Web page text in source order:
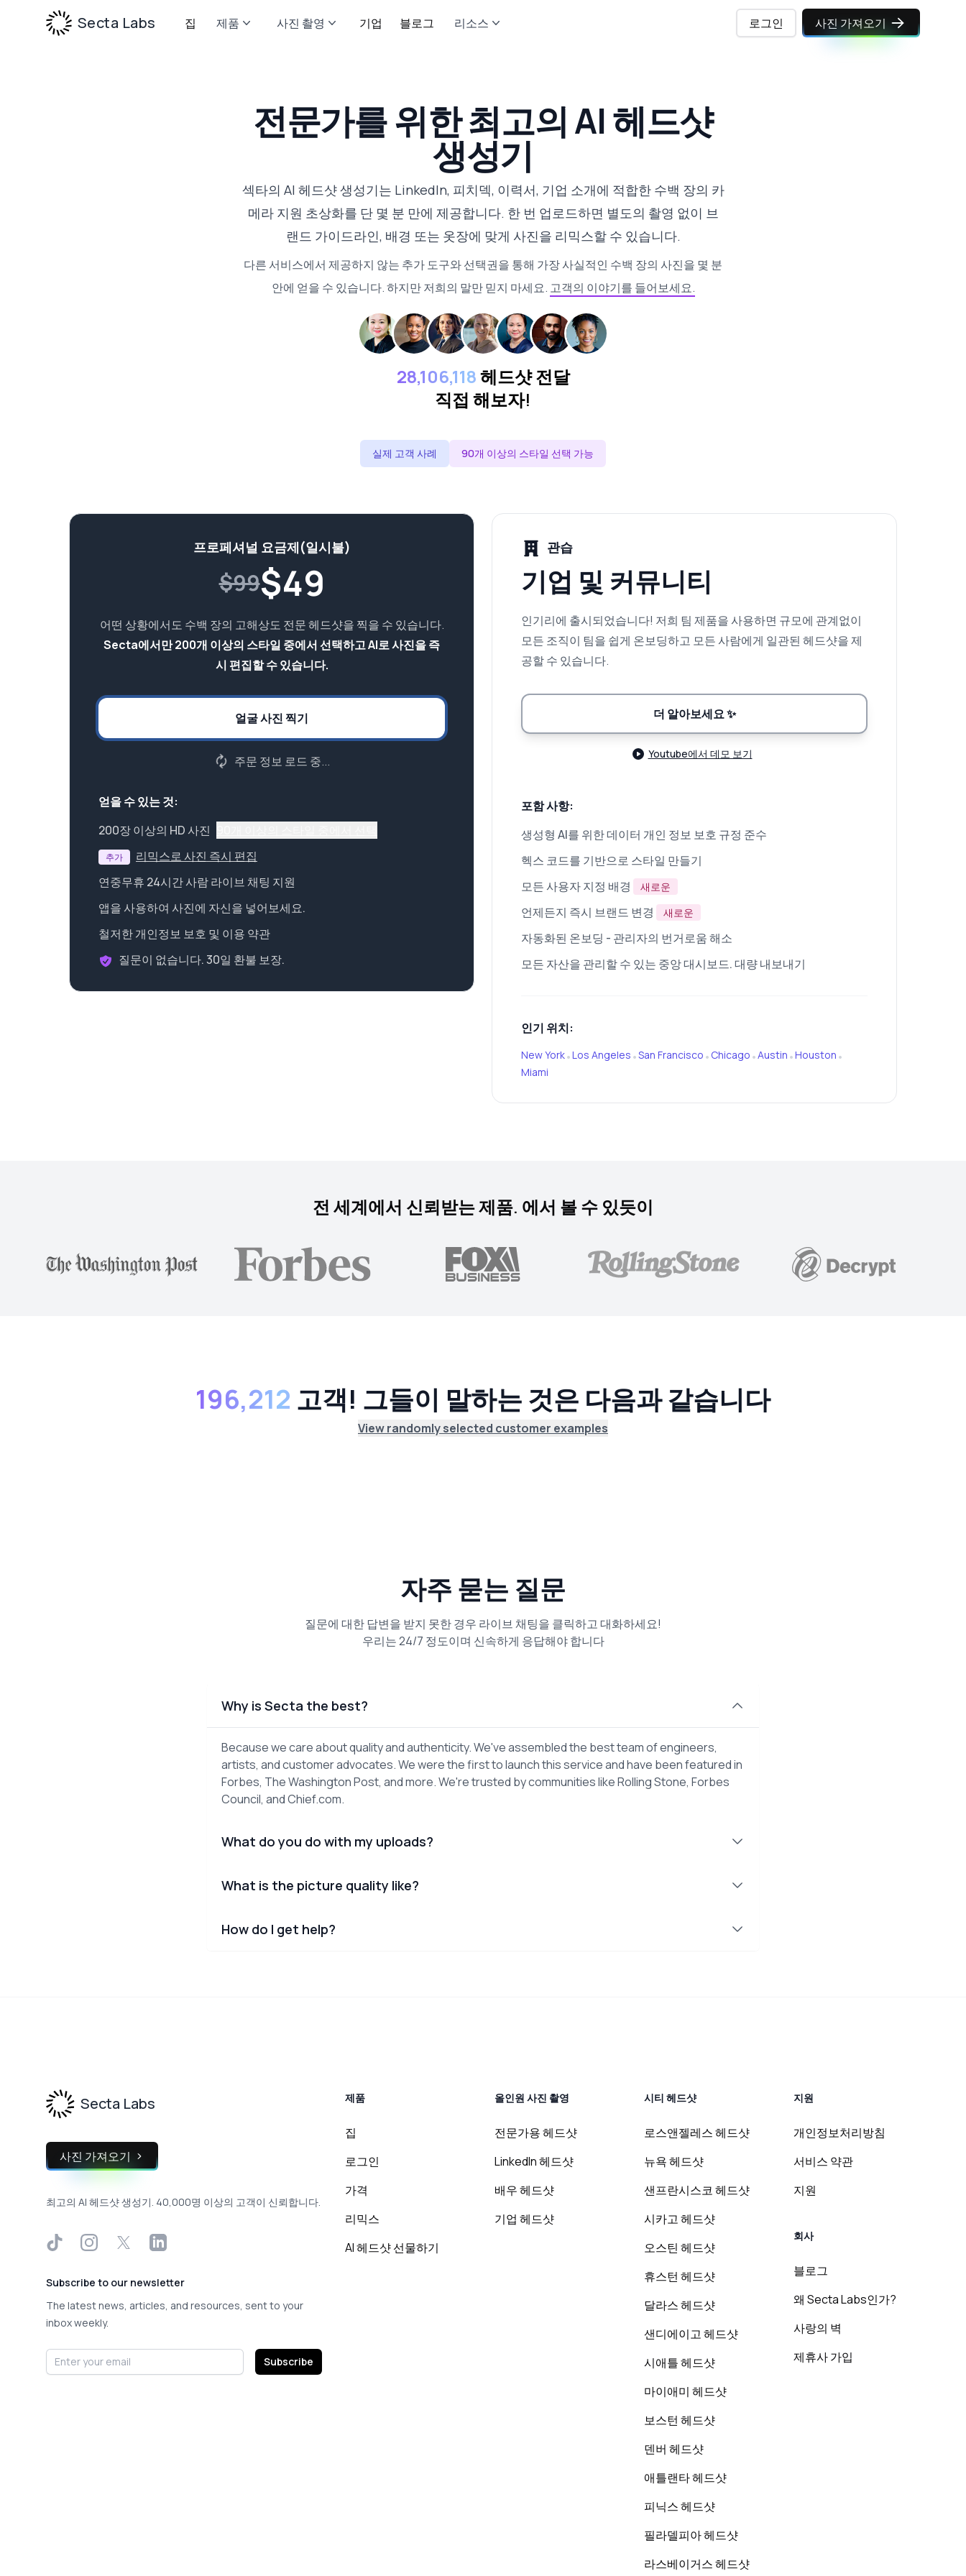
Secta Labs 집 제품 사진 촬영 기업 블로그 리소스 로그인 사진 가져오기
전문가를 위한 최고의 AI 헤드샷
생성기
섹타의 AI 헤드샷 생성기는 LinkedIn, 피치덱, 이력서, 기업 소개에 적합한 수백 장의 카
메라 지원 초상화를 단 몇 분 만에 제공합니다. 한 번 업로드하면 별도의 촬영 없이 브
랜드 가이드라인, 배경 또는 옷장에 맞게 사진을 리믹스할 수 있습니다.
다른 서비스에서 제공하지 않는 추가 도구와 선택권을 통해 가장 사실적인 수백 장의 사진을 몇 분
안에 얻을 수 있습니다. 하지만 저희의 말만 믿지 마세요. 고객의 이야기를 들어보세요.
28,106,118헤드샷 전달
직접 해보자!
실제 고객 사례 90개 이상의 스타일 선택 가능
프로페셔널 요금제(일시불)
$99$49
어떤 상황에서도 수백 장의 고해상도 전문 헤드샷을 찍을 수 있습니다.
Secta에서만 200개 이상의 스타일 중에서 선택하고 AI로 사진을 즉
시 편집할 수 있습니다.
얼굴 사진 찍기
주문 정보 로드 중...
얻을 수 있는 것:
200장 이상의 HD 사진
추가
리믹스로 사진 즉시 편집
연중무휴 24시간 사람 라이브 채팅 지원
앱을 사용하여 사진에 자신을 넣어보세요.
철저한 개인정보 보호 및 이용 약관
질문이 없습니다. 30일 환불 보장.
관습
기업 및 커뮤니티
인기리에 출시되었습니다! 저희 팀 제품을 사용하면 규모에 관계없이
모든 조직이 팀을 쉽게 온보딩하고 모든 사람에게 일관된 헤드샷을 제
공할 수 있습니다.
더 알아보세요✨
Youtube에서 데모 보기
포함 사항:
생성형 AI를 위한 데이터 개인 정보 보호 규정 준수
헥스 코드를 기반으로 스타일 만들기
모든 사용자 지정 배경
새로운
언제든지 즉시 브랜드 변경 새로운
자동화된 온보딩 - 관리자의 번거로움 해소
모든 자산을 관리할 수 있는 중앙 대시보드. 대량 내보내기
인기 위치:
New York•Los Angeles •San Francisco • Chicago •Austin •Houston •
Miami
전 세계에서 신뢰받는 제품. 에서 볼 수 있듯이
196,212 고객! 그들이 말하는 것은 다음과 같습니다
View randomly selected customer examples
자주 묻는 질문
질문에 대한 답변을 받지 못한 경우 라이브 채팅을 클릭하고 대화하세요!
우리는 24/7 정도이며 신속하게 응답해야 합니다
Why is Secta the best?
Because we care about quality and authenticity. We've assembled the best team of engineers,
artists, and customer advocates. We were the first to launch this service and have been featured in
Forbes, The Washington Post, and more. We're trusted by communities like Rolling Stone, Forbes
Council, and Chief.com.
What do you do with my uploads?
What is the picture quality like?
How do I get help?
Secta Labs
사진 가져오기
최고의 AI 헤드샷 생성기. 40,000명 이상의 고객이 신뢰합니다.
TikTokInstagram
X LinkedIn
Subscribe to our newsletter
The latest news, articles, and resources, sent to your
inbox weekly.
Email address Subscribe
제품
집
로그인
가격
리믹스
AI 헤드샷 선물하기
올인원 사진 촬영
전문가용 헤드샷
LinkedIn 헤드샷
배우 헤드샷
기업 헤드샷
시티 헤드샷
로스앤젤레스 헤드샷
뉴욕 헤드샷
샌프란시스코 헤드샷
시카고 헤드샷
오스틴 헤드샷
휴스턴 헤드샷
달라스 헤드샷
샌디에이고 헤드샷
시애틀 헤드샷
마이애미 헤드샷
보스턴 헤드샷
덴버 헤드샷
애틀랜타 헤드샷
피닉스 헤드샷
필라델피아 헤드샷
라스베이거스 헤드샷
지원
개인정보처리방침
서비스 약관
지원
회사
블로그
왜 Secta Labs인가?
사랑의 벽
제휴사 가입